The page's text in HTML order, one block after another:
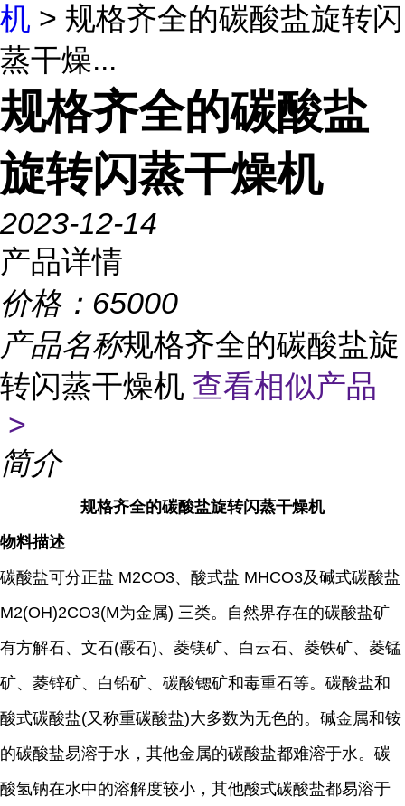
机 > 规格齐全的碳酸盐旋转闪
蒸干燥...
规格齐全的碳酸盐
旋转闪蒸干燥机
2023-12-14
产品详情
价格： 65000
产品名称规格齐全的碳酸盐旋
转闪蒸干燥机 查看相似产品
>
简介
规格齐全的碳酸盐旋转闪蒸干燥机
物料描述
碳酸盐可分正盐 M2CO3、酸式盐 MHCO3及碱式碳酸盐
M2(OH)2CO3(M为金属) 三类。自然界存在的碳酸盐矿
有方解石、文石(霰石)、菱镁矿、白云石、菱铁矿、菱锰
矿、菱锌矿、白铅矿、碳酸锶矿和毒重石等。碳酸盐和
酸式碳酸盐(又称重碳酸盐)大多数为无色的。碱金属和铵
的碳酸盐易溶于水，其他金属的碳酸盐都难溶于水。碳
酸氢钠在水中的溶解度较小，其他酸式碳酸盐都易溶于